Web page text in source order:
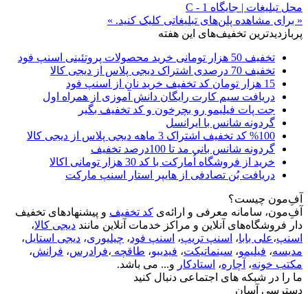
محل تبلیغات | جایگاه C - 1
« برای مشاهده پلن‌های تبلیغاتی کلیک کنید. »
پربازدیدترین تخفیف‌های این هفته
تخفیف 50 هزار تومانی خرید محصولات پروتئینی اسنپ فود
تخفیف 70 درصدی اشتراک دیجی پلاس از دیجی کالا
15 هزار تومان کد تخفیف خرید نان از اسنپ فود
دریافت سیم کارت رایگان دانش آموزی از همراه اول
جت پات فیلیمو رو بچرخون و کد تخفیف بگیر
گردونه شانس با ایرانسل
%100 کد تخفیف اشتراک 3 ماهه دیجی پلاس از دیجی کالا
گردونه شانس بانی مد تا 100درصد تخفیف
خرید از فروشگاه اُمارکت با کد 30 هزار تومانی اکالا
دریافت بُن تصادفی از هایپر استار اسنپ مارکت
آفِ‌مون چیست؟
آفِ‌مون، سامانه معرفی و ارائه‌ی کد تخفیف و پیشنهادهای تخفیف
دار فروشگاه‌های آنلاین و مراکز خدمات آنلاین مانند دیجی کالا،
اسنپ،علی بابا، اسنپ تریپ، اسنپ فود، چیلیوری، دیجی استایل،
مدیسه، فیلیمو، سینماتیکت، فیدیبو، طاقچه ،فرادرس، فرانش،
مکتب خونه، آچاره، استادکار و... می باشد.
ما را در شبکه های اجتماعی دنبال کنید
دسترسی آسان